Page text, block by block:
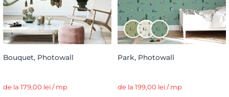
Bouquet, Photowall
de la 179,00 lei / mp
Park, Photowall
de la 199,00 lei / mp